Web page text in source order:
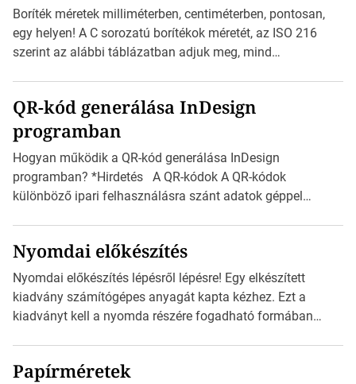
zajlik a saját címke készítése. Hogyan készítsünk címkét?
Válasszon méretet és alakot: Válassza ki a kívánt címke
méretét. Akár néhány […]
Boríték méretek milliméterben, centiméterben, pontosan,
egy helyen! A C sorozatú borítékok méretét, az ISO 216
szerint az alábbi táblázatban adjuk meg, mind
mutatja az A4-es papírlaphoz viszonyítva. Az amerikai és
észak-amerikai boríték méretére az ISO 216 nem
vonatkozik. Boríték méretének táblázata C0-tól […]
QR-kód generálása InDesign
programban
Hogyan működik a QR-kód generálása InDesign
programban? *Hirdetés A QR-kódok A QR-kódok
különböző ipari felhasználásra szánt adatok géppel
okostelefonjára telepíthet egy QR-kód-leolvasó
alkalmazást, ami leolvasni és dekódolni képes az URL-
információt és átirányítja a telefon böngészőjét a cég
weblapjára. A QR-kód beolvasása után a felhasználó
Nyomdai előkészítés
Nyomdai előkészítés lépésről lépésre! Egy elkészített
kiadvány számítógépes anyagát kapta kézhez. Ezt a
kiadványt kell a nyomda részére fogadható formában
Illustratorban készült vektorgrafika. *Hirdetés Minden
Papírméretek